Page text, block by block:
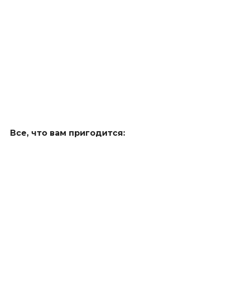
Все, что вам пригодится: